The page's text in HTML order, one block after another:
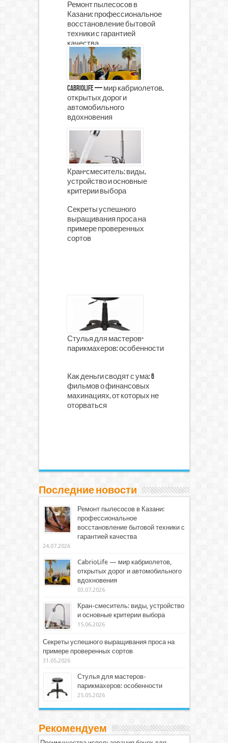
Ремонт пылесосов в
Казани: профессиональное
восстановление бытовой
техники с гарантией
качества
CabrioLife — мир кабриолетов,
открытых дорог и
автомобильного
вдохновения
Кран-смеситель: виды,
устройство и основные
критерии выбора
Секреты успешного
выращивания проса на
примере проверенных
сортов
Стулья для мастеров-
парикмахеров: особенности
Как деньги сводят с ума: 6
фильмов о финансовых
махинациях, от которых не
оторваться
Последние новости
Ремонт пылесосов в Казани:
профессиональное
восстановление бытовой техники с
гарантией качества
24.07.2026
CabrioLife — мир кабриолетов,
открытых дорог и автомобильного
вдохновения
03.07.2026
Кран-смеситель: виды, устройство
и основные критерии выбора
15.06.2026
Секреты успешного выращивания проса на
примере проверенных сортов
31.05.2026
Стулья для мастеров-
парикмахеров: особенности
25.05.2026
Рекомендуем